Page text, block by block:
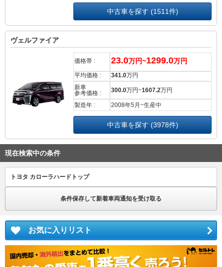
中古車を探す (1511件)
ヴェルファイア
価格帯 : 23.0万円~1299.0万円
平均価格 : 341.0万円
新車
参考価格 :
300.0万円~1607.2万円
製造年 : 2008年5月~生産中
中古車を探す (3978件)
現在検索中の条件
トヨタ カローラハードトップ
条件保存して新着車両通知を受け取る
お気に入りリスト